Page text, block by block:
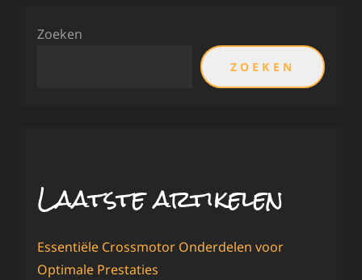
Zoeken
ZOEKEN
Laatste artikelen
Essentiële Crossmotor Onderdelen voor
Optimale Prestaties